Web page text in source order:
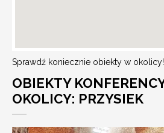
Sprawdź koniecznie obiekty w okolicy!
OBIEKTY
OKOLICY: PRZYSIEK